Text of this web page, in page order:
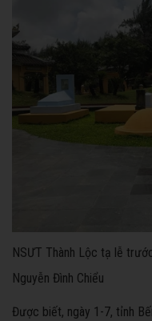
NSƯT Thành Lộc tạ lễ
Nguyễn Đình Chiểu
Được biết, ngày 1-7, tỉnh